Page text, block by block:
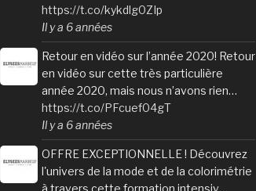
https://t.co/kykdlg0ZIp
Il y a 6 années
Retour en vidéo sur l’année 2020! Retour
en vidéo sur cette très particulière
année 2020, mais nous n’avons rien…
https://t.co/PFcuef04gT
Il y a 6 années
OFFRE EXCEPTIONNELLE ! Découvrez
l'univers de la mode et de la colorimétrie
à travers cette formation intensiv…